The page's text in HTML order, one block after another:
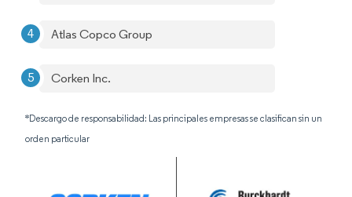
Atlas Copco Group
Corken Inc.
*Descargo de responsabilidad: Las principales empresas se clasifican sin un
orden particular